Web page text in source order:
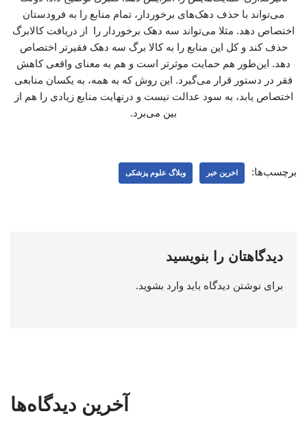
می‌تواند با حذف دهک‌های برخوردار، تمام منابع را به فرودستان
اختصاص دهد. مثلا می‌تواند سه دهک برخوردار را از دریافت کالابرگ
حذف کند و کل این منابع را به کالا برگ سه دهک فقیرتر اختصاص
دهد. این‌طور هم حمایت موثرتر است و هم به معنای واقعی کاهش
فقر در دستور قرار می‌گیرد. این روش که به همه، به یکسان منابعی
اختصاص یابد، به سود عدالت نیست و درنهایت منابع زیادی را هم از
بین می‌برد.
برچسب‌ها: اخرین خبر وبلاگ علوم پزشکی
دیدگاهتان را بنویسید
برای نوشتن دیدگاه باید وارد بشوید.
آخرین دیدگاه‌ها